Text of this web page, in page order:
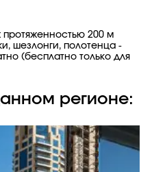
200 м
шезлонги, полотенца -
(бесплатно только для
регионе: